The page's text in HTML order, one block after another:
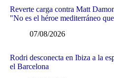
Reverte carga contra Matt
"No es el héroe mediterráneo
07/08/2026
Rodri desconecta en Ibiza a la
el Barcelona